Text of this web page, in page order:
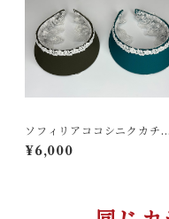
ソフィリアココシニクカチュ
ーシャ
¥6,000